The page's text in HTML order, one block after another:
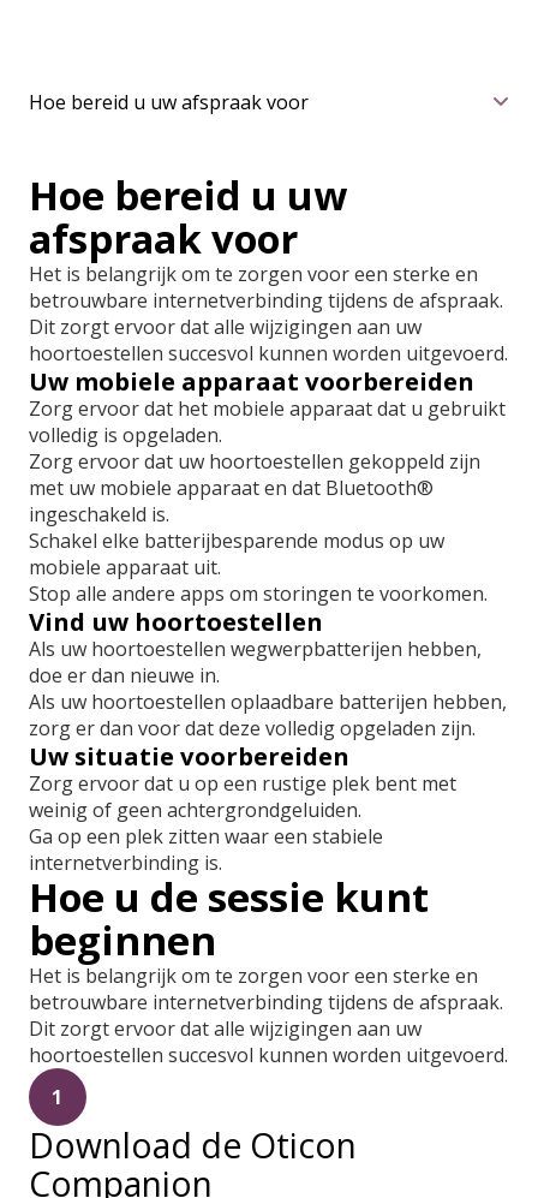
Hoe bereid u uw
afspraak voor
Het is belangrijk om te zorgen voor een sterke en
betrouwbare internetverbinding tijdens de afspraak.
Dit zorgt ervoor dat alle wijzigingen aan uw
hoortoestellen succesvol kunnen worden uitgevoerd.
Uw mobiele apparaat voorbereiden
Zorg ervoor dat het mobiele apparaat dat u gebruikt
volledig is opgeladen.
Zorg ervoor dat uw hoortoestellen gekoppeld zijn
met uw mobiele apparaat en dat Bluetooth®
ingeschakeld is.
Schakel elke batterijbesparende modus op uw
mobiele apparaat uit.
Stop alle andere apps om storingen te voorkomen.
Vind uw hoortoestellen
Als uw hoortoestellen wegwerpbatterijen hebben,
doe er dan nieuwe in.
Als uw hoortoestellen oplaadbare batterijen hebben,
zorg er dan voor dat deze volledig opgeladen zijn.
Uw situatie voorbereiden
Zorg ervoor dat u op een rustige plek bent met
weinig of geen achtergrondgeluiden.
Ga op een plek zitten waar een stabiele
internetverbinding is.
Hoe u de sessie kunt
beginnen
Het is belangrijk om te zorgen voor een sterke en
betrouwbare internetverbinding tijdens de afspraak.
Dit zorgt ervoor dat alle wijzigingen aan uw
hoortoestellen succesvol kunnen worden uitgevoerd.
1
Download de Oticon
Companion
Hoe bereid u uw afspraak voor